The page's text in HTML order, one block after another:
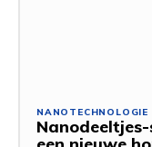
NANOTECHNOLOGIE